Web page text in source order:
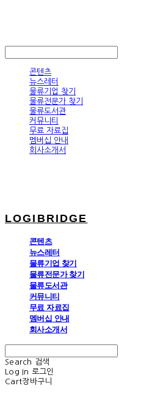
콘텐츠
뉴스레터
물류기업 찾기
물류전문가 찾기
물류도서관
커뮤니티
무료 자료집
멤버십 안내
회사소개서
LOGIBRIDGE
콘텐츠
뉴스레터
물류기업 찾기
물류전문가 찾기
물류도서관
커뮤니티
무료 자료집
멤버십 안내
회사소개서
Search
검색
Log In 로그인
Cart장바구니